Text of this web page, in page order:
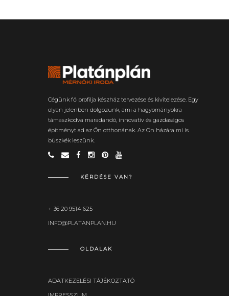
Cégünk fő profilja készház tervezése és kivitelezése. Egy
olyan jelenben dolgozunk, ami a hagyományokra
támaszkodva maradandó, innovatív és gazdaságos
építményt ad az Ön otthonának. Az Ön házára mi is
büszkék leszünk.
KÉRDÉSE VAN?
+ 36 20 9514 625
INFO@PLATANPLAN.HU
OLDALAK
ADATKEZELÉSI TÁJÉKOZTATÓ